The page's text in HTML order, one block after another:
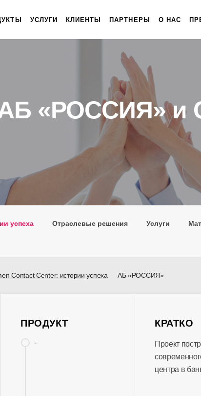
УСЛУГИ КЛИЕНТЫ ПАРТНЕРЫ О НАС
«РОССИЯ» и
успеха Отраслевые решения Услуги
Contact Center: истории успеха АБ «РОССИЯ»
ПРОДУКТ
-
КРАТКО
Проект
центра в